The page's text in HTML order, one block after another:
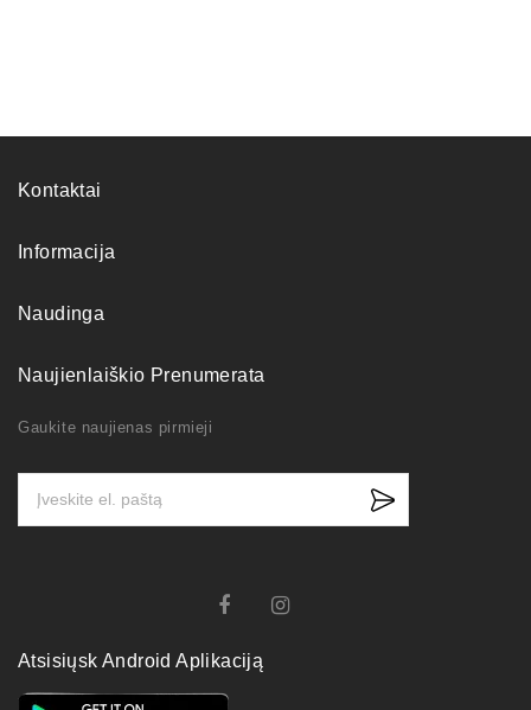
Kontaktai
Informacija
Naudinga
Naujienlaiškio Prenumerata
Gaukite naujienas pirmieji
Atsisiųsk Android Aplikaciją